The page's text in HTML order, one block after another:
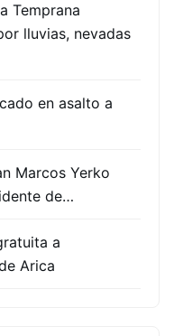
Temprana
lluvias, nevadas
en asalto a
Marcos Yerko
de…
a
Arica